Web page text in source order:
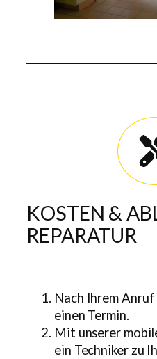
KOSTEN &
REPARATUR
Nach Ihrem
einen Termin.
Mit unserer
ein Techniker zu